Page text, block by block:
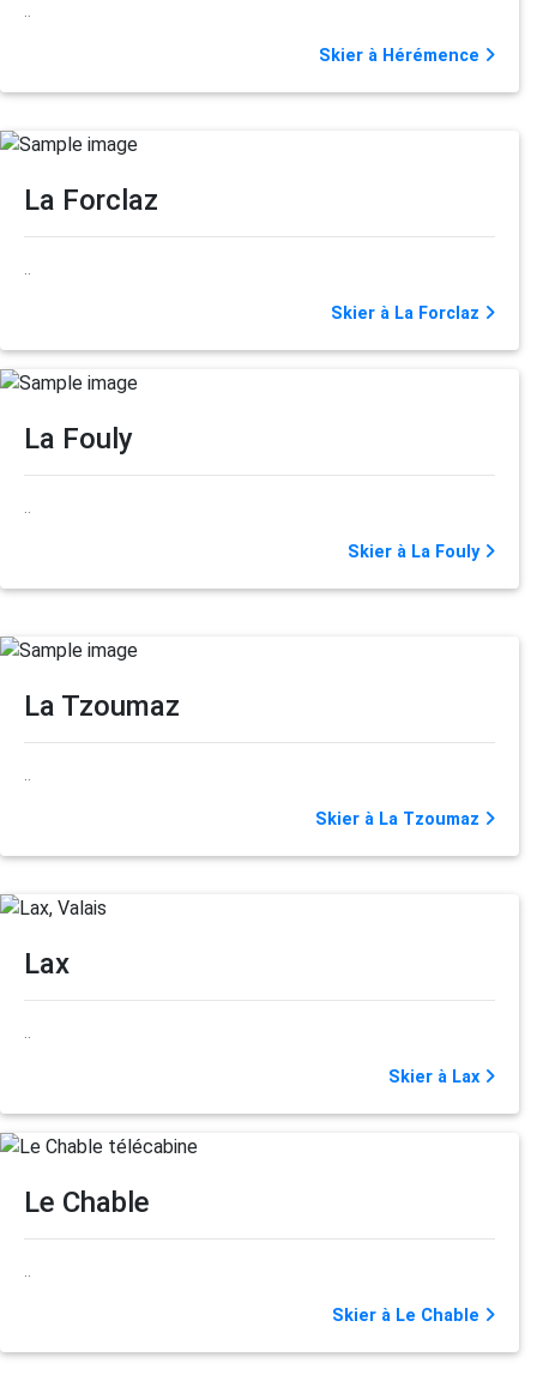
..
Skier à Hérémence
La Forclaz
..
Skier à La Forclaz
La Fouly
..
Skier à La Fouly
La Tzoumaz
..
Skier à La Tzoumaz
Lax
..
Skier à Lax
Le Chable
..
Skier à Le Chable